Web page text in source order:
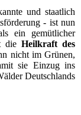
und staatlich
- ist nun
ein gemütlicher
die Heilkraft des
nicht im Grünen,
sie Einzug ins
Deutschlands